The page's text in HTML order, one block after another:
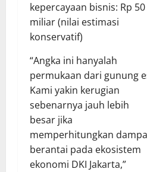
kepercayaan bisnis: Rp 50
miliar (nilai estimasi
konservatif)
“Angka ini hanyalah
permukaan dari gunung
Kami yakin kerugian
sebenarnya jauh lebih
besar jika
memperhitungkan
berantai pada ekosistem
ekonomi DKI Jakarta,”